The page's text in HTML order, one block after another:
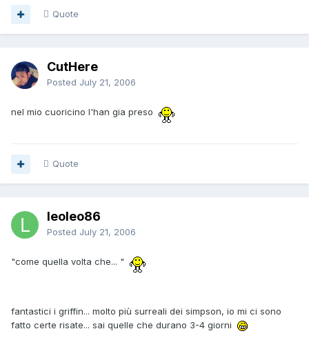
Quote
CutHere
Posted July 21, 2006
nel mio cuoricino l'han gia preso
Quote
leoleo86
Posted July 21, 2006
"come quella volta che... "
fantastici i griffin... molto più surreali dei simpson, io mi ci sono
fatto certe risate... sai quelle che durano 3-4 giorni